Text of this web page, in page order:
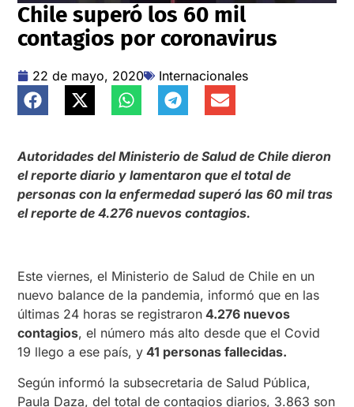
Chile superó los 60 mil
contagios por coronavirus
22 de mayo, 2020 Internacionales
Autoridades del Ministerio de Salud de Chile dieron
el reporte diario y lamentaron que el total de
personas con la enfermedad superó las 60 mil tras
el reporte de 4.276 nuevos contagios.
Este viernes, el Ministerio de Salud de Chile en un
nuevo balance de la pandemia, informó que en las
últimas 24 horas se registraron 4.276 nuevos
contagios, el número más alto desde que el Covid
19 llego a ese país, y 41 personas fallecidas.
Según informó la subsecretaria de Salud Pública,
Paula Daza, del total de contagios diarios, 3.863 son